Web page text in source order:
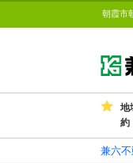
朝霞市
地
約
兼六